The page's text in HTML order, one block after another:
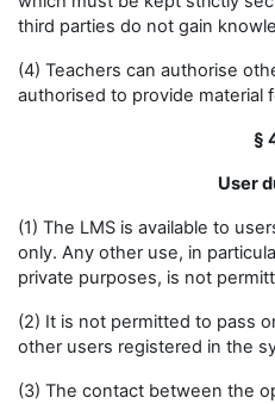
third parties do not gain
(4) Teachers can authorise
authorised to provide material
§
User
(1) The LMS is available to
only. Any other use, in
private purposes, is not
(2) It is not permitted to pass
other users registered in the
(3) The contact between the